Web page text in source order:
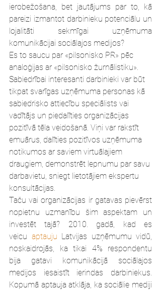
ierobežošana, bet jautājums par to, kā
pareizi izmantot darbinieku potenciālu un
lojalitāti sekmīgai uzņēmuma
komunikācijai sociālajos medijos?
Es to saucu par «pilsonisko PR» pēc
analoģijas ar «pilsonisko žurnālistiku».
Sabiedrībai interesanti darbinieki var būt
tikpat svarīgas uzņēmuma personas kā
sabiedrisko attiecību speciālists vai
vadītājs un piedalīties organizācijas
pozitīvā tēla veidošanā. Viņi var rakstīt
emuārus, dalīties pozitīvos uzņēmuma
notikumos ar saviem virtuālajiem
draugiem, demonstrēt lepnumu par savu
darbavietu, sniegt lietotājiem ekspertu
konsultācijas.
Taču vai organizācijas ir gatavas pievērst
nopietnu uzmanību šim aspektam un
investēt tajā? 2010. gadā, kad es
veicu aptauju Latvijas uzņēmumu vidū,
noskaidrojās, ka tikai 4% respondentu
bija gatavi komunikācijā sociālajos
medijos iesaistīt ierindas darbiniekus.
Kopumā aptauja atklāja, ka sociālie mediji